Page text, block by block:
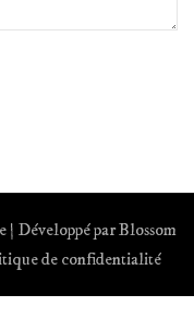
| Développé parBlossom
de confidentialité